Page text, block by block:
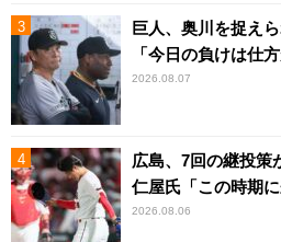
巨人、奥川を捉え
「今日の負けは仕方
2026.08.07
広島、7回の継投
仁屋氏「この時期
2026.08.06